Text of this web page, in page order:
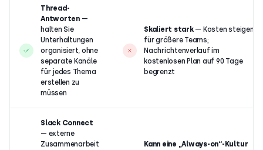
Thread-
Antworten—
halten Sie
Unterhaltungen
organisiert, ohne
separate Kanäle
für jedes Thema
erstellen zu
müssen
Skaliert stark— Kosten steigen
für größere Teams;
Nachrichtenverlauf im
kostenlosen Plan auf 90 Tage
begrenzt
Slack Connect
— externe
Zusammenarbeit
Kann eine „Always-on“-Kultur